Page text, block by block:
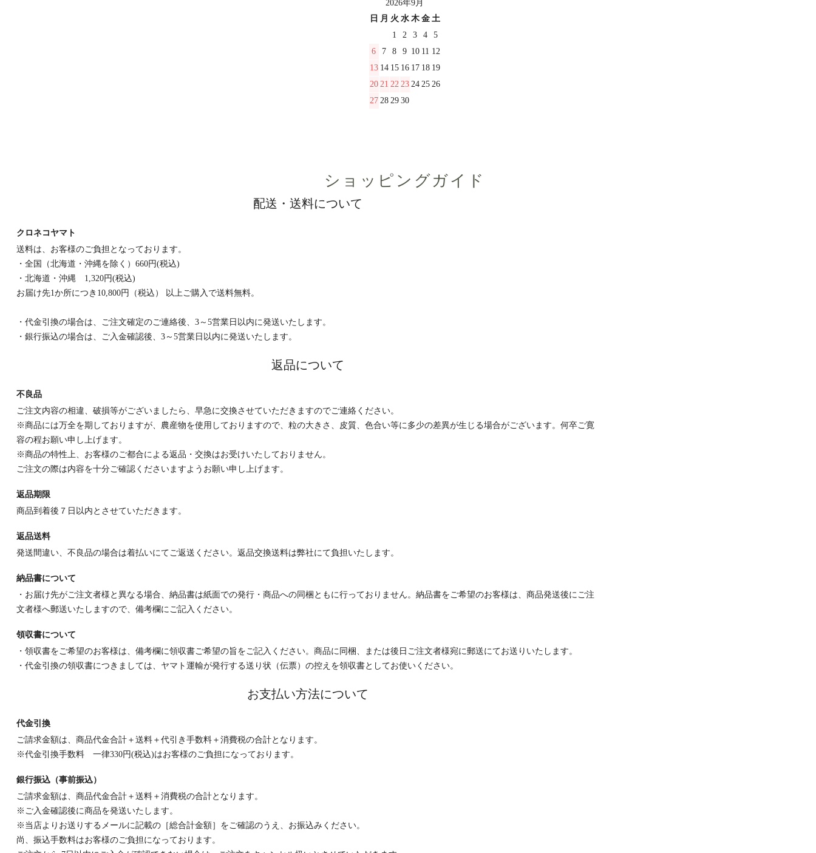
2026年9月
日 月 火 水 木 金 土
1
2 3 4
5
6
7 8 9 10 11 12
13 14 15 16 17 18 19
20 21 22 23 24 25 26
27 28 29 30
ショッピングガイド
配送・送料について
クロネコヤマト
送料は、お客様のご負担となっております。
・全国（北海道・沖縄を除く）660円(税込)
・北海道・沖縄 1,320円(税込)
お届け先1か所につき10,800円（税込） 以上ご購入で送料無料。
・代金引換の場合は、ご注文確定のご連絡後、3～5営業日以内に発送いたします。
・銀行振込の場合は、ご入金確認後、3～5営業日以内に発送いたします。
返品について
不良品
ご注文内容の相違、破損等がございましたら、早急に交換させていただきますのでご連絡ください。
※商品には万全を期しておりますが、農産物を使用しておりますので、粒の大きさ、皮質、色合い等に多少の差異が生じる場合がございます。何卒ご寛
容の程お願い申し上げます。
※商品の特性上、お客様のご都合による返品・交換はお受けいたしておりません。
ご注文の際は内容を十分ご確認くださいますようお願い申し上げます。
返品期限
商品到着後７日以内とさせていただきます。
返品送料
発送間違い、不良品の場合は着払いにてご返送ください。返品交換送料は弊社にて負担いたします。
納品書について
・お届け先がご注文者様と異なる場合、納品書は紙面での発行・商品への同梱ともに行っておりません。納品書をご希望のお客様は、商品発送後にご注
文者様へ郵送いたしますので、備考欄にご記入ください。
領収書について
・領収書をご希望のお客様は、備考欄に領収書ご希望の旨をご記入ください。商品に同梱、または後日ご注文者様宛に郵送にてお送りいたします。
・代金引換の領収書につきましては、ヤマト運輸が発行する送り状（伝票）の控えを領収書としてお使いください。
お支払い方法について
代金引換
ご請求金額は、商品代金合計＋送料＋代引き手数料＋消費税の合計となります。
※代金引換手数料 一律330円(税込)はお客様のご負担になっております。
銀行振込（事前振込）
ご請求金額は、商品代金合計＋送料＋消費税の合計となります。
※ご入金確認後に商品を発送いたします。
※当店よりお送りするメールに記載の［総合計金額］をご確認のうえ、お振込みください。
尚、振込手数料はお客様のご負担になっております。